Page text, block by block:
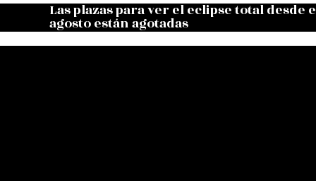
Las plazas para ver el eclipse total desde
agosto están agotadas